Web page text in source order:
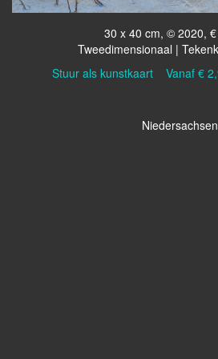
30 x 40 cm, © 2020,
Tweedimensionaal |
Stuur als kunstkaart Vanaf €
Niedersachsen